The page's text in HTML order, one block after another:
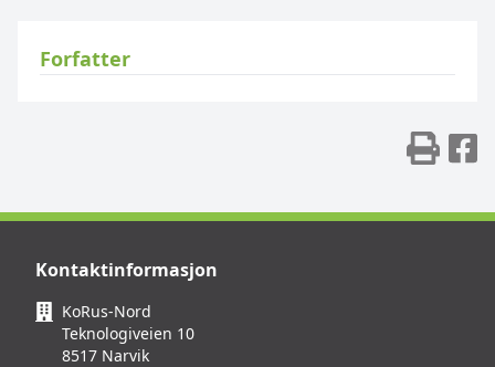
Forfatter
Kontaktinformasjon
KoRus-Nord
Teknologiveien 10
8517 Narvik